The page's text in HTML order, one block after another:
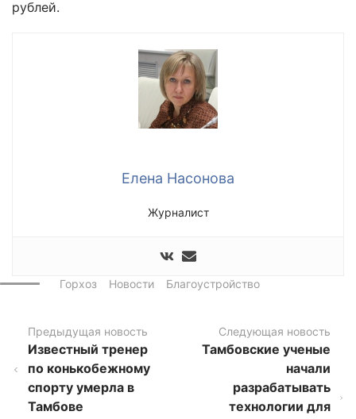
рублей.
Елена Насонова
Журналист
Горхоз Новости Благоустройство
Предыдущая новость
Известный тренер
по конькобежному
спорту умерла в
Тамбове
Следующая новость
Тамбовские ученые
начали
разрабатывать
технологии для